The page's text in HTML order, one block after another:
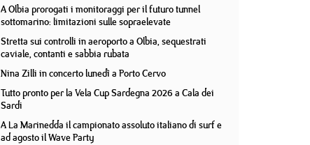
A Olbia prorogati i monitoraggi per il futuro tunnel
sottomarino: limitazioni sulle sopraelevate
Stretta sui controlli in aeroporto a Olbia, sequestrati
caviale, contanti e sabbia rubata
Nina Zilli in concerto lunedì a Porto Cervo
Tutto pronto per la Vela Cup Sardegna 2026 a Cala dei
Sardi
A La Marinedda il campionato assoluto italiano di surf e
ad agosto il Wave Party